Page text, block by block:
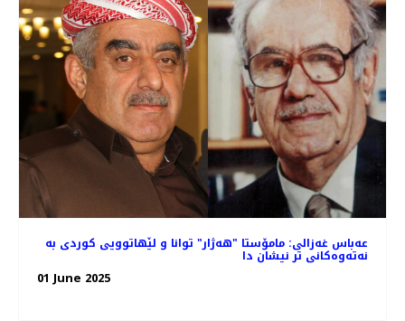
عەباس غەزالی: مامۆستا "هەژار" توانا و لێهاتوویی کوردی به
نەتەوەکانی تر نیشان دا
01 June 2025